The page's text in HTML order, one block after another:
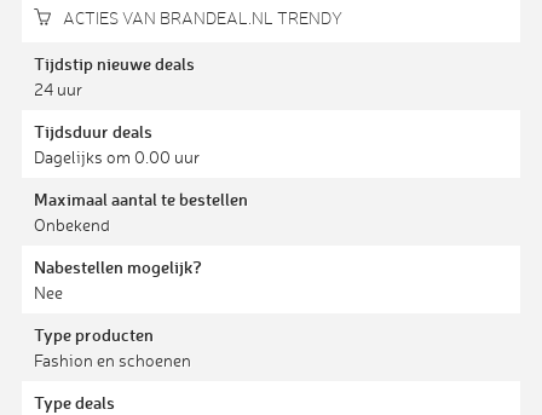
ACTIES VAN BRANDEAL.NL TRENDY
Tijdstip nieuwe deals
24 uur
Tijdsduur deals
Dagelijks om 0.00 uur
Maximaal aantal te bestellen
Onbekend
Nabestellen mogelijk?
Nee
Type producten
Fashion en schoenen
Type deals